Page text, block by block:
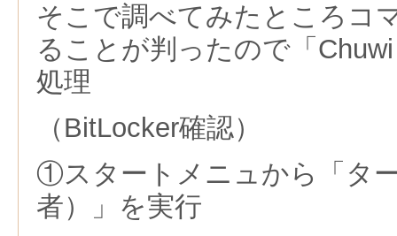
そこで調べてみたところコ
ることが判ったので「
処理
（BitLocker確認）
①スタートメニュから「タ
者）」を実行